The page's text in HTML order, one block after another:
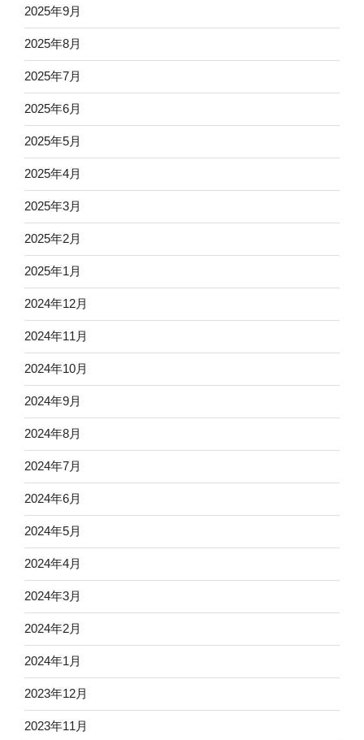
2025年9月
2025年8月
2025年7月
2025年6月
2025年5月
2025年4月
2025年3月
2025年2月
2025年1月
2024年12月
2024年11月
2024年10月
2024年9月
2024年8月
2024年7月
2024年6月
2024年5月
2024年4月
2024年3月
2024年2月
2024年1月
2023年12月
2023年11月